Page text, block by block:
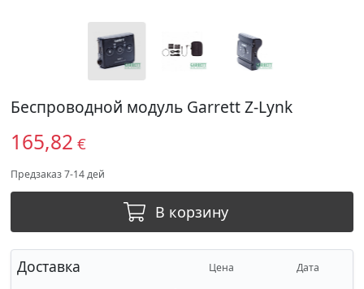
Беспроводной модуль Garrett Z-Lynk
165,82 €
Предзаказ 7-14 дей
В корзину
Доставка Цена Дата